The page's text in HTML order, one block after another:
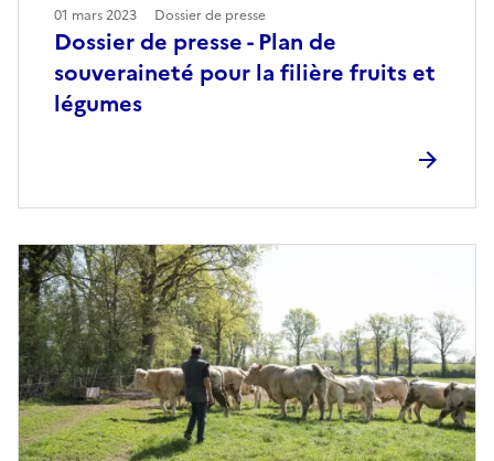
Dossier de presse - Plan de
souveraineté pour la filière fruits et
légumes
01 mars 2023 Dossier de presse